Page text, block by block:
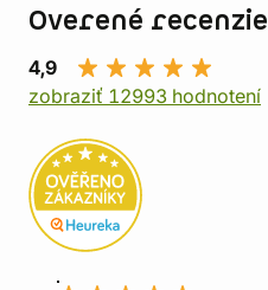
Overené recenzie
4,9
zobraziť 12993 hodnotení